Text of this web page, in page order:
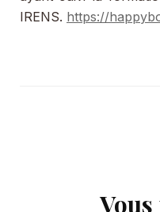
IRENS. https://